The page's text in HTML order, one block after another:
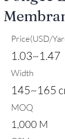
Price(USD/
1.03~1.47
Width
145~165
MOQ
1,000 M